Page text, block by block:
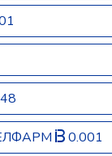
0.001